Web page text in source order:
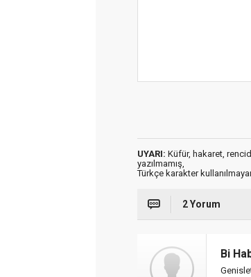
UYARI: Küfür, hakaret,
yazılmamış,
Türkçe karakter
2 Yorum
Bi